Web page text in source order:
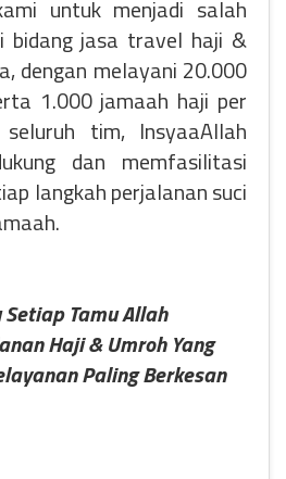
untuk menjadi salah
bidang jasa travel haji &
dengan melayani 20.000
1.000 jamaah haji per
tim, InsyaaAllah
dan memfasilitasi
langkah perjalanan suci
Tamu Allah
Haji & Umroh Yang
Paling Berkesan